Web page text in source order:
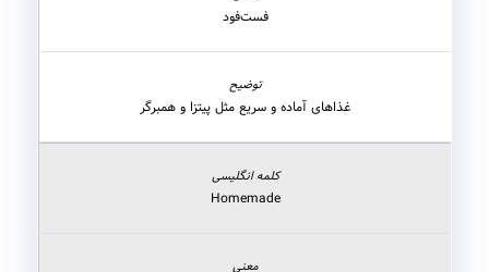
فست‌فود
غذاهای آماده و سریع مثل پیتزا و همبرگر
Homemade